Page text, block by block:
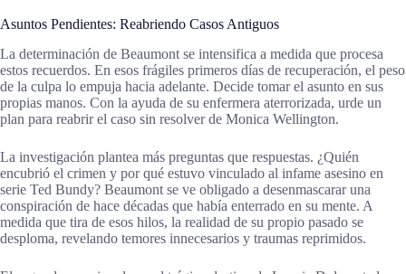
Asuntos Pendientes: Reabriendo Casos Antiguos
La determinación de Beaumont se intensifica a medida que procesa
estos recuerdos. En esos frágiles primeros días de recuperación, el peso
de la culpa lo empuja hacia adelante. Decide tomar el asunto en sus
propias manos. Con la ayuda de su enfermera aterrorizada, urde un
plan para reabrir el caso sin resolver de Monica Wellington.
La investigación plantea más preguntas que respuestas. ¿Quién
encubrió el crimen y por qué estuvo vinculado al infame asesino en
serie Ted Bundy? Beaumont se ve obligado a desenmascarar una
conspiración de hace décadas que había enterrado en su mente. A
medida que tira de esos hilos, la realidad de su propio pasado se
desploma, revelando temores innecesarios y traumas reprimidos.